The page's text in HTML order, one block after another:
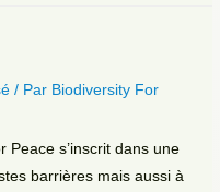
/ Par Biodiversity For
Peace s’inscrit dans une
barrières mais aussi à